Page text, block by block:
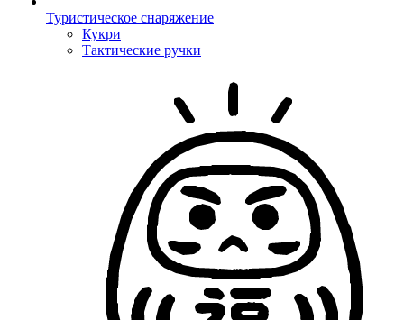
Туристическое снаряжение
Кукри
Тактические ручки